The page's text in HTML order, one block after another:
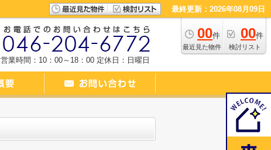
最終更新：2026年08月09日
00件
最近見た物件
00件
検討リスト
営業時間：10：00～18：00 定休日：日曜日